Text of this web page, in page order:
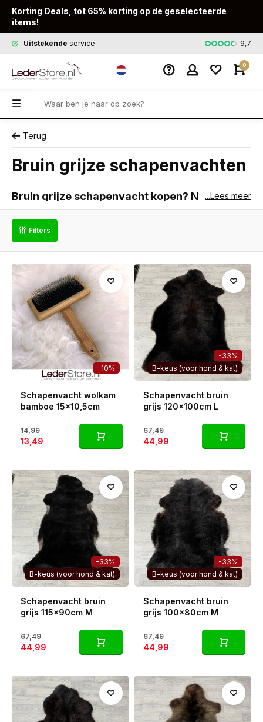
Korting Deals, tot 65% korting op de geselecteerde
items!
Uitstekende service Snelle9,7
0
Terug
Bruin grijze schapenvachten
Bruin grijze schapenvacht kopen? Natuurlijk
gedempt
Een bruin grijze schapenvacht is warm én neutraal tegelijk.
De combinatie van warme bruintinten met koel grijs geeft een
gedempte, natuurlijke kleur die net tussen warm en koel in
zit, en daardoor bij vrijwel alles past. Leg 'm op de bank,
over een stoel, op de vloer of naast je bed voor een rustige,
natuurlijke sfeer die nooit overheerst.
Elke vacht kies ik persoonlijk met de hand uit, zodat je altijd
een mooie, zorgvuldig uitgekozen vacht in huis haalt. En
omdat het een natuurproduct is, is geen enkele bruin grijze
vacht hetzelfde.
...Lees meer
Filters
-10%
Schapenvacht wolkam
bamboe 15x10,5cm
14,99
13,49
-33%
B-keus (voor hond & kat)
Schapenvacht bruin
grijs 120x100cm L
67,49
44,99
-33%
B-keus (voor hond & kat)
Schapenvacht bruin
grijs 115x90cm M
67,49
44,99
-33%
B-keus (voor hond & kat)
Schapenvacht bruin
grijs 100x80cm M
67,49
44,99